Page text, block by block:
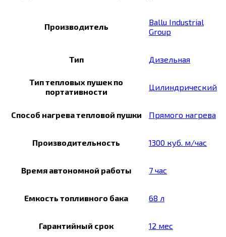
Производитель
Ballu Industrial
Group
Тип Дизельная
Тип тепловых пушек по
портативности
Цилиндрический
Способ нагрева тепловой пушки Прямого нагрева
Производительность 1300 куб. м/час
Время автономной работы 7 час
Емкость топливного бака 68 л
Гарантийный срок 12 мес